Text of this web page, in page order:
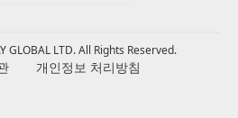
GLOBAL LTD. All Rights Reserved.
개인정보 처리방침